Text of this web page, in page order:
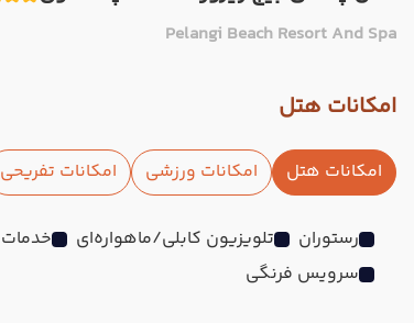
Pelangi Beach Resort And Spa
امکانات هتل
امکانات هتل امکانات ورزشی امکانات تفریحی
رستوران تلویزیون کابلی/ماهواره‌ای خدمات 24 ساعته در اتاق
سرویس فرنگی